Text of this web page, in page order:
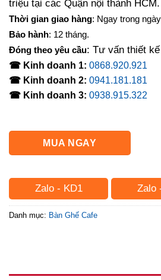
triệu tại các Quận nội thành HCM.
Thời gian giao hàng: Ngay trong
Bảo hành: 12 tháng.
Đóng theo yêu cầu: Tư vấn thiết
☎ Kinh doanh 1: 0868.920.921
☎ Kinh doanh 2: 0941.181.181
☎ Kinh doanh 3: 0938.915.322
MUA NGAY
Zalo - KD1 Zalo
Danh mục: Bàn Ghế Cafe